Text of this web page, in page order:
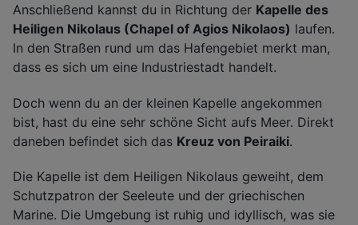
Anschließend kannst du in Richtung der Kapelle des
Heiligen Nikolaus (Chapel of Agios Nikolaos) laufen.
In den Straßen rund um das Hafengebiet merkt man,
dass es sich um eine Industriestadt handelt.
Doch wenn du an der kleinen Kapelle angekommen
bist, hast du eine sehr schöne Sicht aufs Meer. Direkt
daneben befindet sich das Kreuz von Peiraiki.
Die Kapelle ist dem Heiligen Nikolaus geweiht, dem
Schutzpatron der Seeleute und der griechischen
Marine. Die Umgebung ist ruhig und idyllisch, was sie